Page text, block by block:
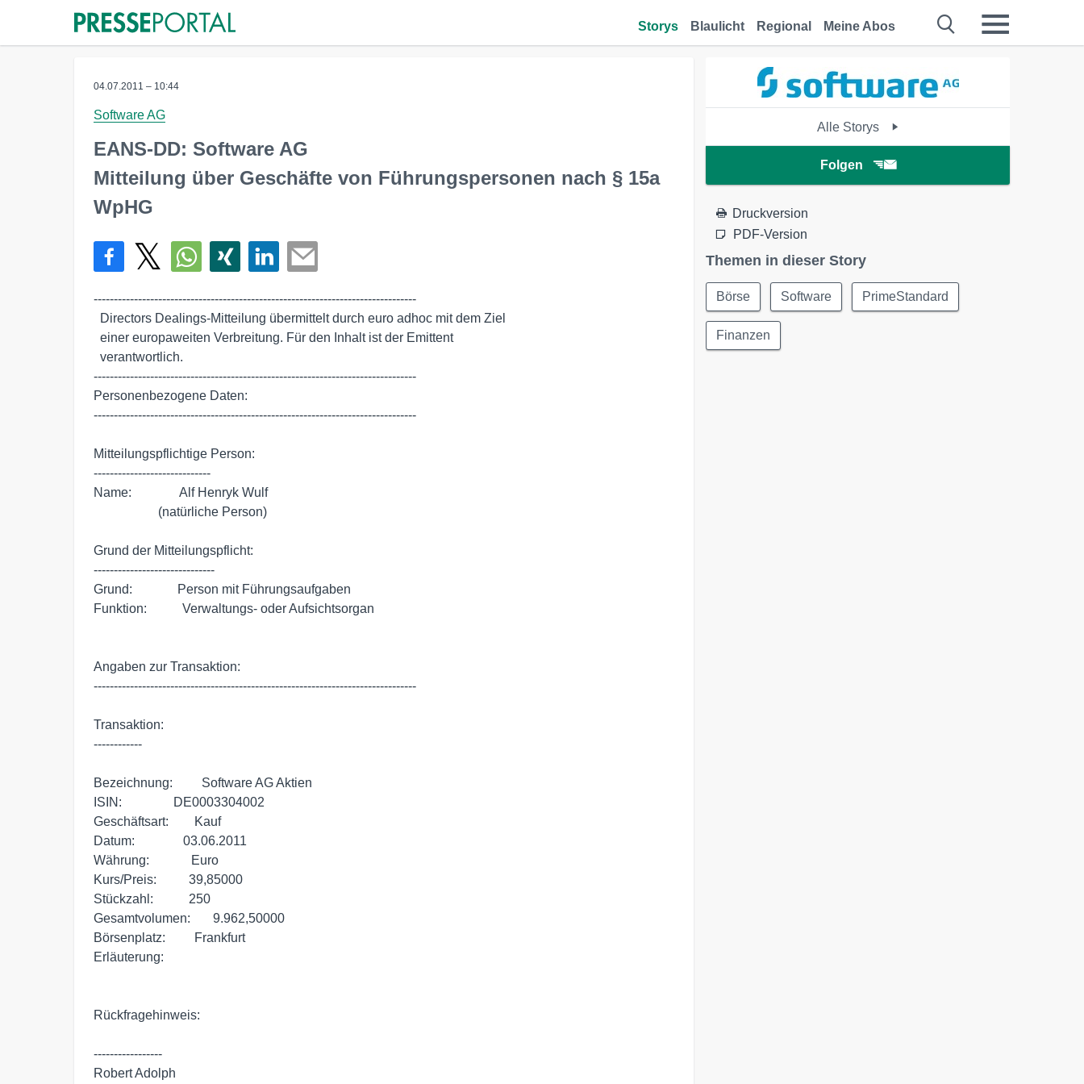
Storys Blaulicht Regional Meine Abos
04.07.2011 – 10:44
Software AG
EANS-DD: Software AG
Mitteilung über Geschäfte von Führungspersonen nach § 15a
WpHG
--------------------------------------------------------------------------------
--------------------------------------------------------------------------------
Personenbezogene Daten:
--------------------------------------------------------------------------------
Mitteilungspflichtige Person:
-----------------------------
Name:               Alf Henryk Wulf
Grund der Mitteilungspflicht:
------------------------------
Grund:              Person mit Führungsaufgaben
Funktion:           Verwaltungs- oder Aufsichtsorgan
Angaben zur Transaktion:
--------------------------------------------------------------------------------
Transaktion:
------------
Bezeichnung:         Software AG Aktien
ISIN:                DE0003304002
Geschäftsart:        Kauf
Datum:               03.06.2011
Währung:             Euro
Kurs/Preis:          39,85000
Stückzahl:           250
Gesamtvolumen:       9.962,50000
Börsenplatz:         Frankfurt
Erläuterung:
Rückfragehinweis:
-----------------
Robert Adolph
Alle Storys
Folgen
Druckversion
PDF-Version
Themen in dieser Story
Börse Software PrimeStandard
Finanzen